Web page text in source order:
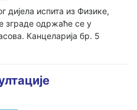
дијела испита из Физике,
зграде одржаће се у
Канцеларија бр. 5